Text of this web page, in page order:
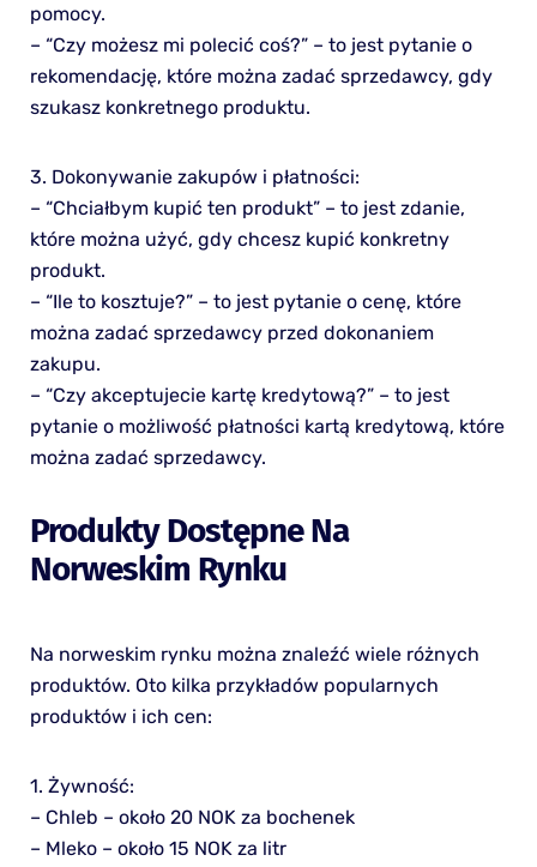
pomocy.
– “Czy możesz mi polecić coś?” – to jest pytanie o
rekomendację, które można zadać sprzedawcy, gdy
szukasz konkretnego produktu.
3. Dokonywanie zakupów i płatności:
– “Chciałbym kupić ten produkt” – to jest zdanie,
które można użyć, gdy chcesz kupić konkretny
produkt.
– “Ile to kosztuje?” – to jest pytanie o cenę, które
można zadać sprzedawcy przed dokonaniem
zakupu.
– “Czy akceptujecie kartę kredytową?” – to jest
pytanie o możliwość płatności kartą kredytową, które
można zadać sprzedawcy.
Produkty Dostępne Na
Norweskim Rynku
Na norweskim rynku można znaleźć wiele różnych
produktów. Oto kilka przykładów popularnych
produktów i ich cen:
1. Żywność:
– Chleb – około 20 NOK za bochenek
– Mleko – około 15 NOK za litr